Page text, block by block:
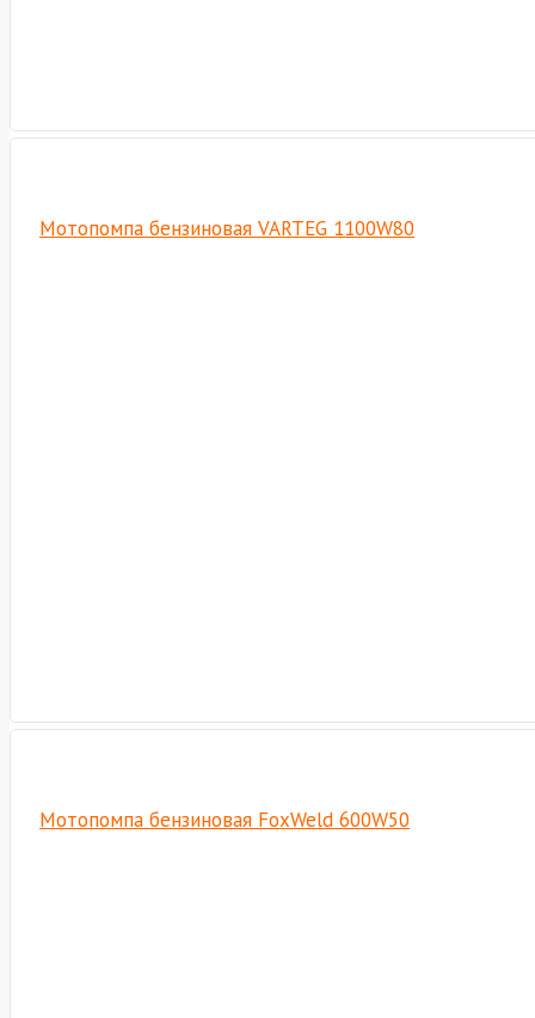
Мотопомпа бензиновая VARTEG 1100W80
Мотопомпа бензиновая FoxWeld 600W50